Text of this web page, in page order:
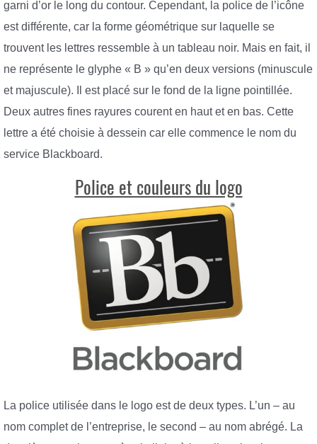
garni d’or le long du contour. Cependant, la police de l’icône
est différente, car la forme géométrique sur laquelle se
trouvent les lettres ressemble à un tableau noir. Mais en fait, il
ne représente le glyphe « B » qu’en deux versions (minuscule
et majuscule). Il est placé sur le fond de la ligne pointillée.
Deux autres fines rayures courent en haut et en bas. Cette
lettre a été choisie à dessein car elle commence le nom du
service Blackboard.
Police et couleurs du logo
La police utilisée dans le logo est de deux types. L’un – au
nom complet de l’entreprise, le second – au nom abrégé. La